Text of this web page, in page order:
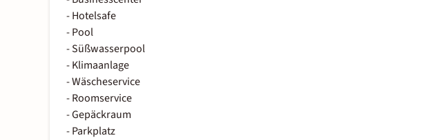
- Hotelsafe
- Pool
- Süßwasserpool
- Klimaanlage
- Wäscheservice
- Roomservice
- Gepäckraum
- Parkplatz